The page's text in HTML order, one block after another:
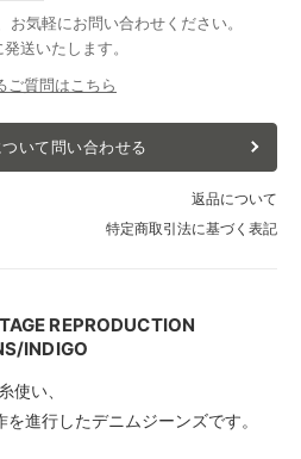
気軽にお問い合わせください。
送いたします。
ご質問はこちら
ついて問い合わせる
返品について
特定商取引法に基づく表記
REPRODUCTION
INDIGO
使い、
進行したデニムジーンズです。